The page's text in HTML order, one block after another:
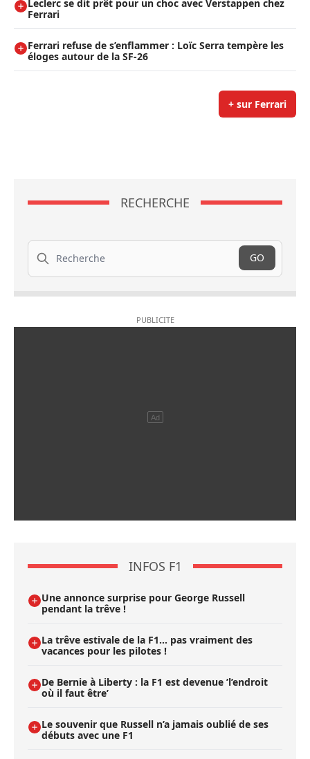
Leclerc se dit prêt pour un choc avec Verstappen chez
Ferrari
Ferrari refuse de s’enflammer : Loïc Serra tempère les
éloges autour de la SF-26
+ sur Ferrari
RECHERCHE
Recherche
GO
INFOS F1
Une annonce surprise pour George Russell
pendant la trêve !
La trêve estivale de la F1... pas vraiment des
vacances pour les pilotes !
De Bernie à Liberty : la F1 est devenue ’l’endroit
où il faut être’
Le souvenir que Russell n’a jamais oublié de ses
débuts avec une F1